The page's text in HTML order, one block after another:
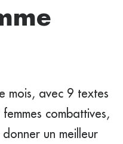
mois, avec 9 textes
combattives,
un meilleur